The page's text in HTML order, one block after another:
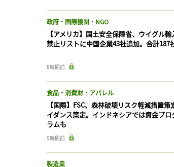
政府・国際機関・NGO
【アメリカ】国土安全保障省、ウイグル輸
禁止リストに中国企業43社追加。合計187
8時間前
食品・消費財・アパレル
【国際】FSC、森林破壊リスク軽減措置策
イダンス策定。インドネシアでは資金プロ
ラムも
9時間前
製造業